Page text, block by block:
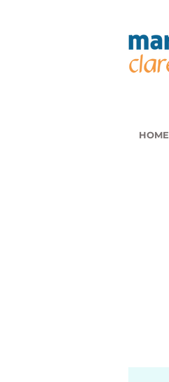
HOME